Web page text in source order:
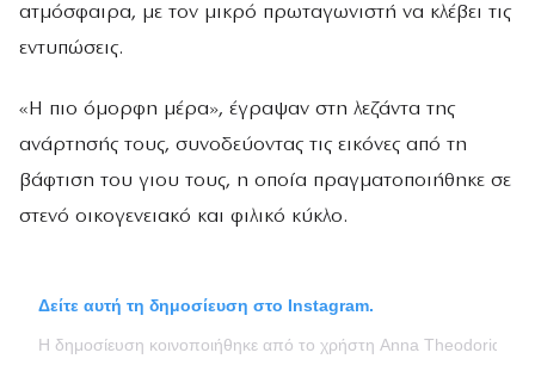
ατμόσφαιρα, με τον μικρό πρωταγωνιστή να κλέβει τις
εντυπώσεις.
«Η πιο όμορφη μέρα», έγραψαν στη λεζάντα της
ανάρτησής τους, συνοδεύοντας τις εικόνες από τη
βάφτιση του γιου τους, η οποία πραγματοποιήθηκε σε
στενό οικογενειακό και φιλικό κύκλο.
Δείτε αυτή τη δημοσίευση στο Instagram.
Η δημοσίευση κοινοποιήθηκε από το χρήστη Anna Theodoridi